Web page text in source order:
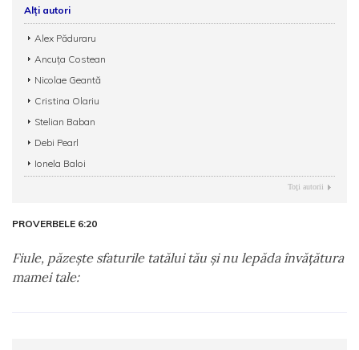
Alți autori
Alex Păduraru
Ancuța Costean
Nicolae Geantă
Cristina Olariu
Stelian Baban
Debi Pearl
Ionela Baloi
Toţi autorii
PROVERBELE 6:20
Fiule, păzeşte sfaturile tatălui tău şi nu lepăda învăţătura
mamei tale: